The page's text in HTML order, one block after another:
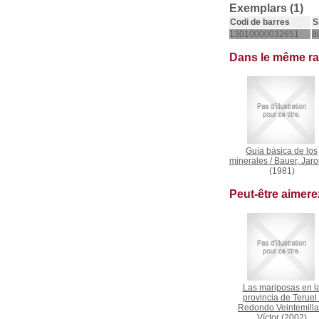
Exemplars (1)
Codi de barres
13010000032651
Dans le même
Guía básica de los
minerales / Bauer,
(1981)
Peut-être
Las mariposas en
provincia de Teruel
Redondo